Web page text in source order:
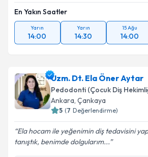
En Yakın Saatler
Yarın
14:00
Yarın
14:30
15 Ağu
14:00
Uzm. Dt. Ela Öner Aytar
Pedodonti (Çocuk Diş
Ankara, Çankaya
5 (7 Değerlendirme)
Ela hocam ile yeğenimin diş tedavisini
tanıştık, benimde dolgularım...